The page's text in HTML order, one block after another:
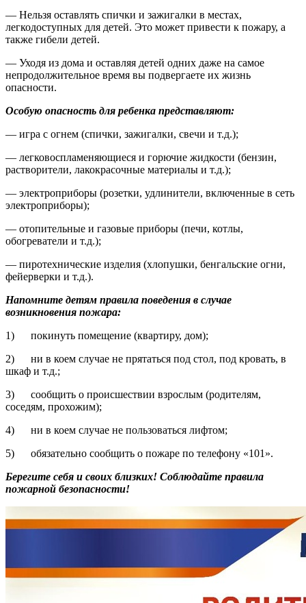
— Нельзя оставлять спички и зажигалки в местах,
легкодоступных для детей. Это может привести к пожару, а
также гибели детей.
— Уходя из дома и оставляя детей одних даже на самое
непродолжительное время вы подвергаете их жизнь
опасности.
Особую опасность для ребенка представляют:
— игра с огнем (спички, зажигалки, свечи и т.д.);
— легковоспламеняющиеся и горючие жидкости (бензин,
растворители, лакокрасочные материалы и т.д.);
— электроприборы (розетки, удлинители, включенные в сеть
электроприборы);
— отопительные и газовые приборы (печи, котлы,
обогреватели и т.д.);
— пиротехнические изделия (хлопушки, бенгальские огни,
фейерверки и т.д.).
Напомните детям правила поведения в случае
возникновения пожара:
1) покинуть помещение (квартиру, дом);
2) ни в коем случае не прятаться под стол, под кровать, в
шкаф и т.д.;
3) сообщить о происшествии взрослым (родителям,
соседям, прохожим);
4) ни в коем случае не пользоваться лифтом;
5) обязательно сообщить о пожаре по телефону «101».
Берегите себя и своих близких! Соблюдайте правила
пожарной безопасности!